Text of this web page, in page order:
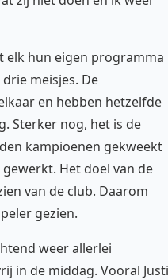
elk hun eigen programma
meisjes. De
en hebben hetzelfde
Sterker nog, het is de
kampioenen gekweekt
Het doel van de
van de club. Daarom
gezien.
weer allerlei
in de middag. Vooral